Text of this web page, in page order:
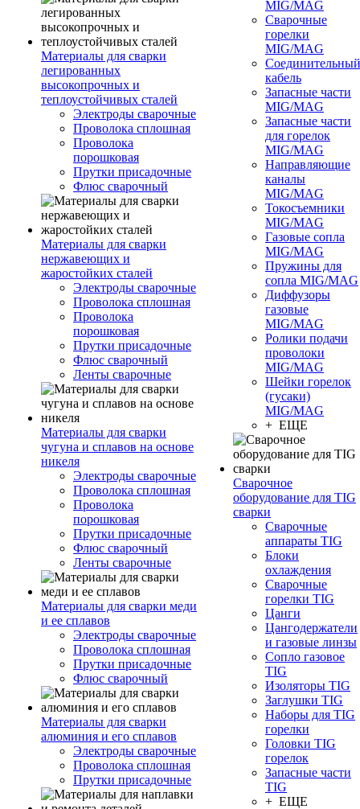
Материалы для сварки
легированных
высокопрочных и
теплоустойчивых сталей
Электроды сварочные
Проволока сплошная
Проволока
порошковая
Прутки присадочные
Флюс сварочный
Материалы для сварки
нержавеющих и
жаростойких сталей
Электроды сварочные
Проволока сплошная
Проволока
порошковая
Прутки присадочные
Флюс сварочный
Ленты сварочные
Материалы для сварки
чугуна и сплавов на основе
никеля
Электроды сварочные
Проволока сплошная
Проволока
порошковая
Прутки присадочные
Флюс сварочный
Ленты сварочные
Материалы для сварки меди
и ее сплавов
Электроды сварочные
Проволока сплошная
Прутки присадочные
Флюс сварочный
Материалы для сварки
алюминия и его сплавов
Электроды сварочные
Проволока сплошная
Прутки присадочные
MIG/MAG
Сварочные
горелки
MIG/MAG
Соединительный
кабель
Запасные части
MIG/MAG
Запасные части
для горелок
MIG/MAG
Направляющие
каналы
MIG/MAG
Токосъемники
MIG/MAG
Газовые сопла
MIG/MAG
Пружины для
сопла MIG/MAG
Диффузоры
газовые
MIG/MAG
Ролики подачи
проволоки
MIG/MAG
Шейки горелок
(гусаки)
MIG/MAG
+ ЕЩЕ
Сварочное
оборудование для TIG
сварки
Сварочные
аппараты TIG
Блоки
охлаждения
Сварочные
горелки TIG
Цанги
Цангодержатели
и газовые линзы
Сопло газовое
TIG
Изоляторы TIG
Заглушки TIG
Наборы для TIG
горелки
Головки TIG
горелок
Запасные части
TIG
+ ЕЩЕ